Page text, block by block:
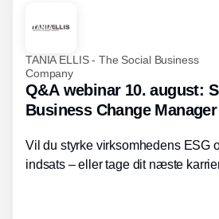
TANIA ELLIS - The Social Business
Company
Q&A webinar 10. august:
Business Change Manager
Vil du styrke virksomhedens ESG
indsats – eller tage dit næste